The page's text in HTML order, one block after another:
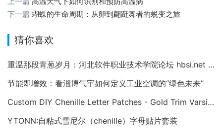
下一篇 蝴蝶的生命周期：从卵到翩跹舞者的蜕变之旅
猜你喜欢
重温那段青葱岁月：河北软件职业技术学院论坛 hbsi.net —— 2007 年至今的校园数字记忆
节能即增效：看淄博气宇如何定义工业空调的“绿色未来”
Custom DIY Chenille Letter Patches - Gold Trim Varsity Alphabet Appliques
YTONN:自粘式雪尼尔（chenille）字母贴片套装